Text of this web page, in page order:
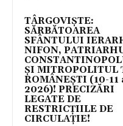
TÂRGOVIȘTE:
SĂRBĂTOAREA
SFÂNTULUI
NIFON,
ŞI MITROPOLITUL
ROMÂNEȘTI (10-11
2026)! PRECIZĂRI
LEGATE DE
RESTRICȚIILE DE
CIRCULAȚIE!